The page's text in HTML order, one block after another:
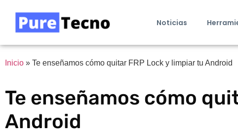
Noticias
Inicio » Te enseñamos cómo quitar FRP Lock y limpiar tu Android
Te enseñamos cómo
Android